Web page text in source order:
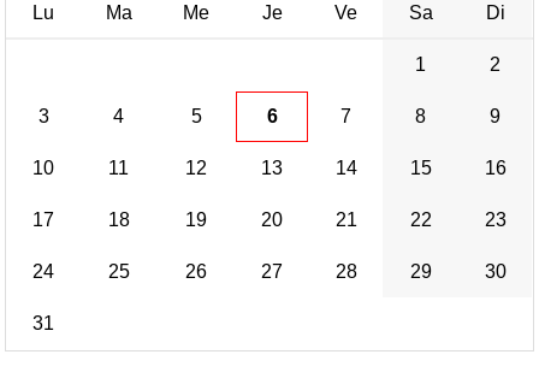
Lu Ma Me Je Ve Sa Di
1 2
3 4 5 6 7 8 9
10 11 12 13 14 15 16
17 18 19 20 21 22 23
24 25 26 27 28 29 30
31